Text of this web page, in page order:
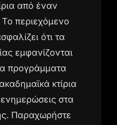
από έναν
περιεχόμενο
ότι τα
εμφανίζονται
προγράμματα
κτίρια
ενημερώσεις στα
Παραχωρήστε